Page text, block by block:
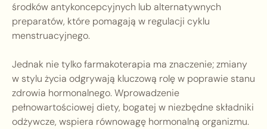
środków antykoncepcyjnych lub alternatywnych
preparatów, które pomagają w regulacji cyklu
menstruacyjnego.
Jednak nie tylko farmakoterapia ma znaczenie; zmiany
w stylu życia odgrywają kluczową rolę w poprawie stanu
zdrowia hormonalnego. Wprowadzenie
pełnowartościowej diety, bogatej w niezbędne składniki
odżywcze, wspiera równowagę hormonalną organizmu.